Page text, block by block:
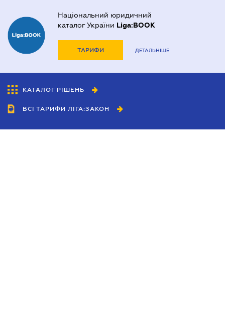
Національний юридичний
каталог України Liga:BOOK
ТАРИФИ ДЕТАЛЬНІШЕ
КАТАЛОГ РІШЕНЬ
ВСІ ТАРИФИ ЛІГА:ЗАКОН